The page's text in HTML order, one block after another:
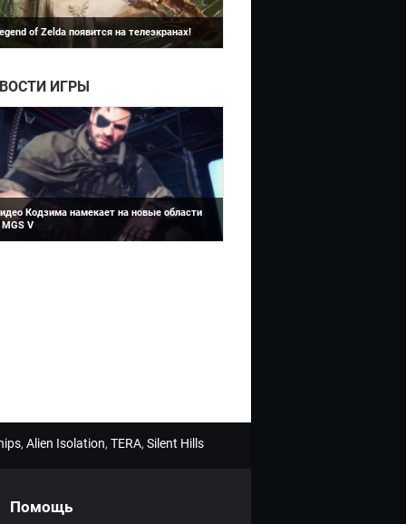
of Zelda появится на телеэкранах!
The Legend of Zelda, одна из самых
ИГРЫ
Кодзима намекает на новые области
MGS V
Кодзима тот ещё любитель подразнить
, Alien Isolation, TERA, Silent Hills
Помощь